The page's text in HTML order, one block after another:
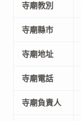
寺廟教別
寺廟縣市
寺廟地址
寺廟電話
寺廟負責人